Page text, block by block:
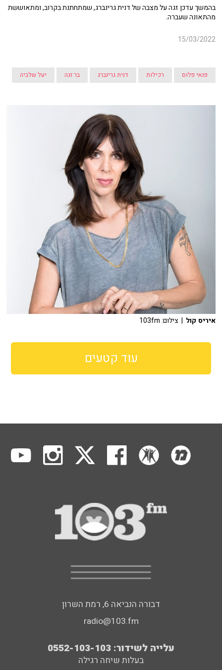
בהמשך עדכן זגה על מצבה של דנית גרינברג, שמתחתנת בקרוב, ומתאוששת
מהתאונה שעברה.
15/03/2022
פנאי פלוס רכילות דנית גרינברג בר זגה יעל שלביה
איריס קול | צילום: 103fm
עוד קטעים
דבורה הנביאה 6, רמת השרון
radio@103.fm
עלייה לשידור: 0552-103-103
בעלות שיחה רגילה